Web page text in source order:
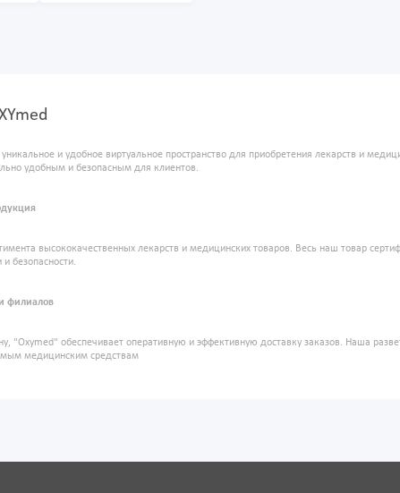
и удобное виртуальное пространство для приобретения лекарств и
удобным и безопасным для клиентов.
высококачественных лекарств и медицинских товаров. Весь наш товар
безопасности.
филиалов
"Oxymed" обеспечивает оперативную и эффективную доставку заказов. Наша
медицинским средствам